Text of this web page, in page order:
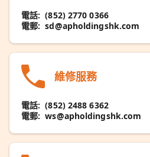
電話: (852) 2770 0366
電郵: sd@apholdingshk.com
維修服務
電話: (852) 2488 6362
電郵: ws@apholdingshk.com